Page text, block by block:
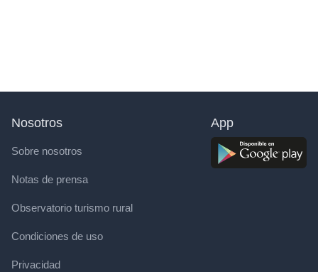
Nosotros
Sobre nosotros
Notas de prensa
Observatorio turismo rural
Condiciones de uso
Privacidad
App